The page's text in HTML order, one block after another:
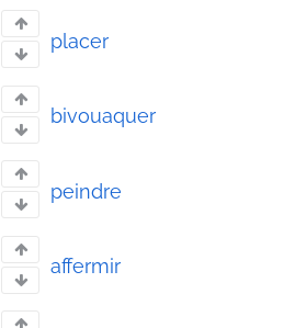
placer
bivouaquer
peindre
affermir